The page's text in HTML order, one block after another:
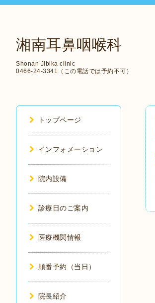
湘南耳鼻咽喉科
Shonan Jibika clinic
0466-24-3341（この電話では予約不可）
トップページ
インフォメーション
院内設備
診療日のご案内
医療機関情報
順番予約（当日）
院長紹介